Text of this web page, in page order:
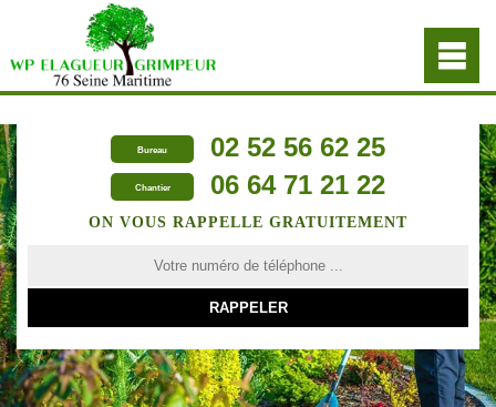
Bureau 02 52 56 62 25
Chantier 06 64 71 21 22
ON VOUS RAPPELLE GRATUITEMENT